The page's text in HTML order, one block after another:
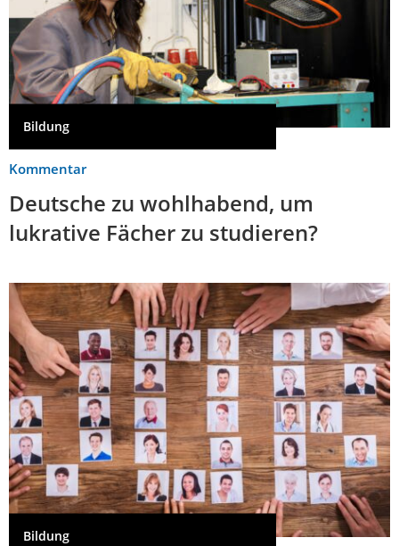
Bildung
Kommentar
Deutsche zu wohlhabend, um
lukrative Fächer zu studieren?
Bildung